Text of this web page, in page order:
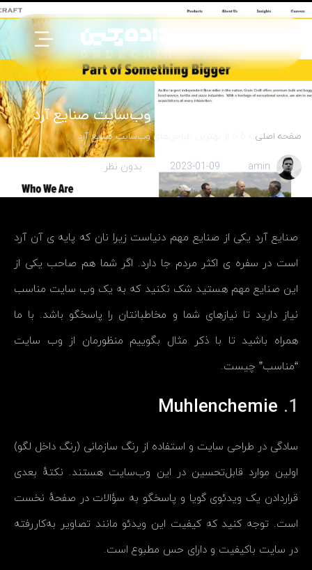
صفحه اصلی
amin
2023-01-09 بدون نظر
صنایع آرد یکی از صنایع مهم دنیاست زیرا نان که پایه ی آن آرد
است در سفره ی اکثر مردم جا دارد. اگر شما هم صاحب یکی از
این صنایع مهم هستید شک نکنید که به یک وب سایت مناسب
نیاز دارید تا نیازهای شما و مخاطبانتان را پاسخگو باشد. با ما
همراه باشید تا با ذکر مثال بگوییم منظورمان از وب سایت
“مناسب” چیست.
1.
Muhlenchemie
سادگی در طراحی سایت و استفاده از رنگ سازمانی (رنگ داخل لگو)
اولین موارد قابل‌تحسین در این وب‌سایت هستند. نکتهٔ بعدی
قراردادن یک ویدئوی گویا و پاسخگو به سؤالات در صفحهٔ نخست
است. توجه کنید که کیفیت این ویدئو مانند تصاویر به‌کاررفته
در سایت باکیفیت و دارای حس مطبوع است.